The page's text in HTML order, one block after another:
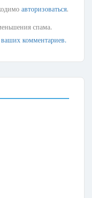
авторизоваться.
спама.
комментариев.